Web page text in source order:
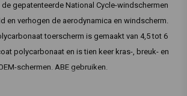
gepatenteerde National Cycle-windschermen
en verhogen de aerodynamica en windscherm.
toerscherm is gemaakt van 4,5 tot 6
polycarbonaat en is tien keer kras-, breuk- en
schermen. ABE gebruiken.